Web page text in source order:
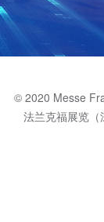
© 2020 Messe
法兰克福展览